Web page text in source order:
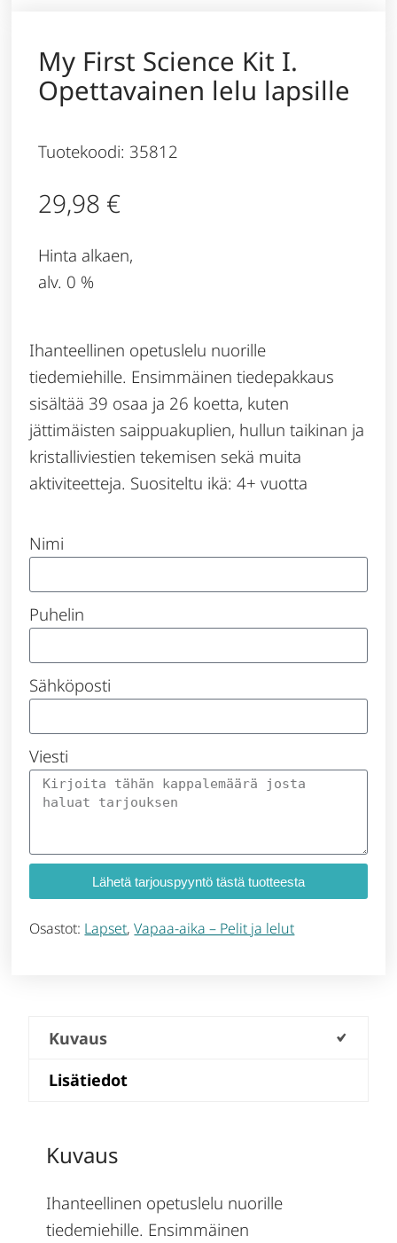
My First Science Kit I.
Opettavainen lelu lapsille
Tuotekoodi: 35812
29,98 €
Hinta alkaen,
alv. 0 %
Ihanteellinen opetuslelu nuorille
tiedemiehille. Ensimmäinen tiedepakkaus
sisältää 39 osaa ja 26 koetta, kuten
jättimäisten saippuakuplien, hullun taikinan ja
kristalliviestien tekemisen sekä muita
aktiviteetteja. Suositeltu ikä: 4+ vuotta
Nimi
Puhelin
Sähköposti
Viesti
Lähetä tarjouspyyntö tästä tuotteesta
Osastot: Lapset,Vapaa-aika – Pelit ja lelut
Kuvaus
Lisätiedot
Kuvaus
Ihanteellinen opetuslelu nuorille
tiedemiehille. Ensimmäinen